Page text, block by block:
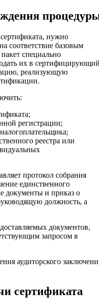
нужно
соответствие базовым
специально
их в
реализующую
регистрации;
реестра или
протокол собрания
единственного
документы и приказ о
должность, а
документов,
запросом в
аудиторского
сертификата